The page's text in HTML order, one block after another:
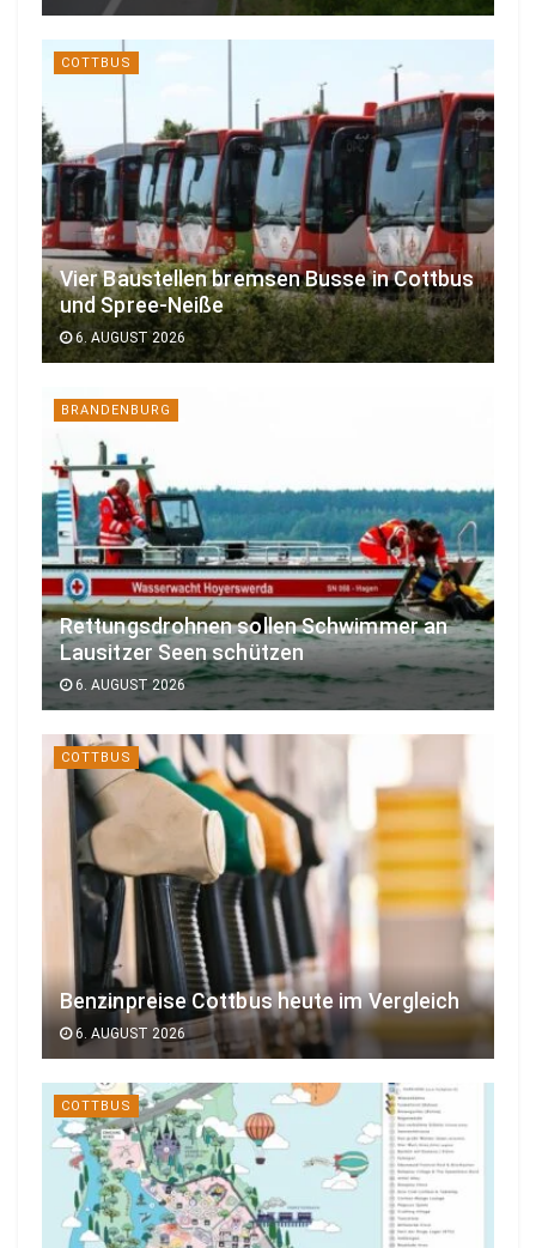
COTTBUS
Vier Baustellen bremsen Busse in Cottbus
und Spree-Neiße
6. AUGUST 2026
BRANDENBURG
Rettungsdrohnen sollen Schwimmer an
Lausitzer Seen schützen
6. AUGUST 2026
COTTBUS
Benzinpreise Cottbus heute im Vergleich
6. AUGUST 2026
COTTBUS